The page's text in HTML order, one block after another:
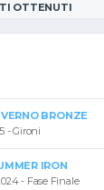
OTTENUTI
BRONZE
- Gironi
IRON
- Fase Finale